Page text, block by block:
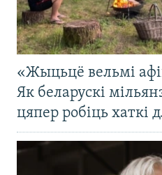
«Жыцьцё вельмі
Як беларускі
цяпер робіць хаткі